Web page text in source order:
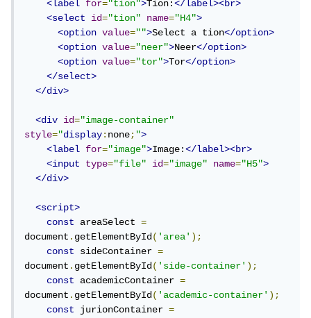
<label for="tion">Tion:</label><br>
<select
id="tion" name="H4">
<option
value="">Select a tion</option>
<option
value="neer">Neer</option>
<option
value="tor">Tor</option>
</select>
</div>
<div id="image-container"
style="display:none;">
<label
for="image">Image:</label><br>
<input
type="file" id="image" name="H5">
</div>
<script>
const
areaSelect =
document.getElementById('area');
const
sideContainer =
document.getElementById('side-container');
const
academicContainer =
document.getElementById('academic-container');
const
jurionContainer =